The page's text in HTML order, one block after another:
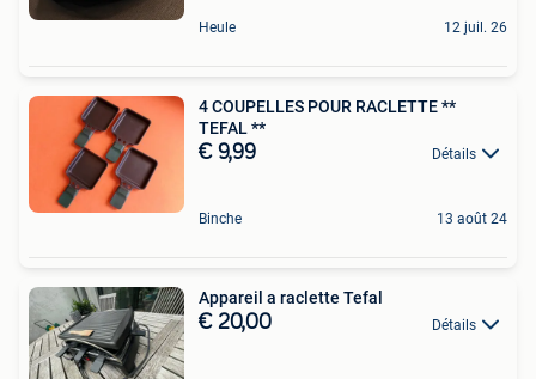
Heule 12 juil. 26
4 COUPELLES POUR RACLETTE **
TEFAL **
€ 9,99 Détails
Binche 13 août 24
Appareil a raclette Tefal
€ 20,00 Détails